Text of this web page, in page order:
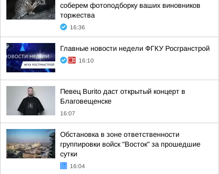
соберем фотоподборку ваших виновников
торжества
16:36
Главные новости недели ФГКУ Росгранстрой
16:10
Певец Burito даст открытый концерт в
Благовещенске
16:07
Обстановка в зоне ответственности
группировки войск "Восток" за прошедшие
сутки
16:04